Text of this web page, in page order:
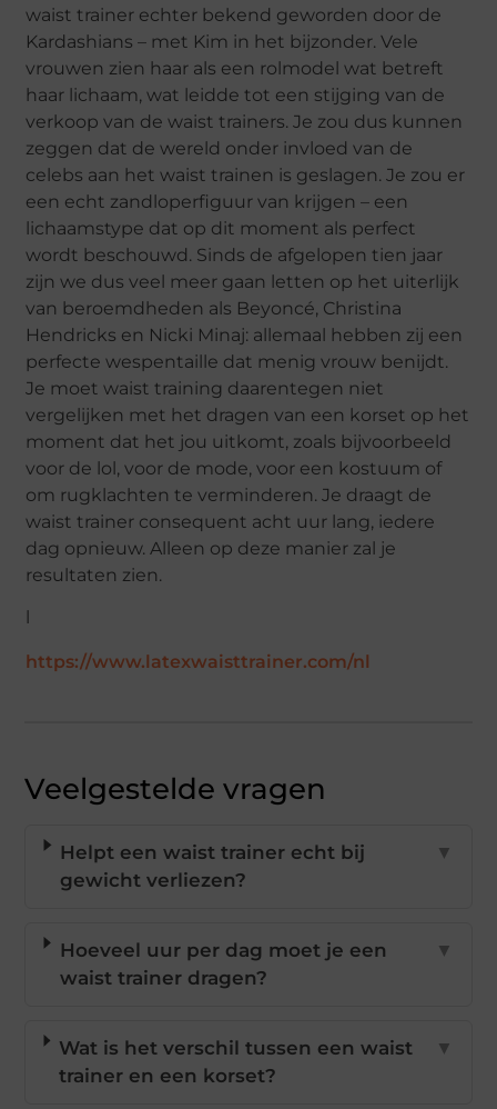
waist trainer echter bekend geworden door de
Kardashians – met Kim in het bijzonder. Vele
vrouwen zien haar als een rolmodel wat betreft
haar lichaam, wat leidde tot een stijging van de
verkoop van de waist trainers. Je zou dus kunnen
zeggen dat de wereld onder invloed van de
celebs aan het waist trainen is geslagen. Je zou er
een echt zandloperfiguur van krijgen – een
lichaamstype dat op dit moment als perfect
wordt beschouwd. Sinds de afgelopen tien jaar
zijn we dus veel meer gaan letten op het uiterlijk
van beroemdheden als Beyoncé, Christina
Hendricks en Nicki Minaj: allemaal hebben zij een
perfecte wespentaille dat menig vrouw benijdt.
Je moet waist training daarentegen niet
vergelijken met het dragen van een korset op het
moment dat het jou uitkomt, zoals bijvoorbeeld
voor de lol, voor de mode, voor een kostuum of
om rugklachten te verminderen. Je draagt de
waist trainer consequent acht uur lang, iedere
dag opnieuw. Alleen op deze manier zal je
resultaten zien.
https://www.latexwaisttrainer.com/nl
Veelgestelde vragen
Helpt een waist trainer echt bij
gewicht verliezen?
▼
Hoeveel uur per dag moet je een
waist trainer dragen?
▼
Wat is het verschil tussen een waist
trainer en een korset?
▼